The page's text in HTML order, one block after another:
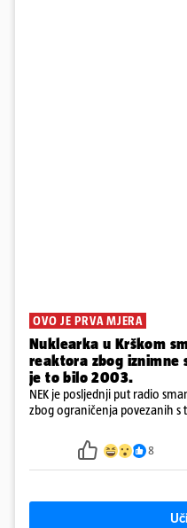
OVO JE PRVA MJERA
Nuklearka u Krškom
reaktora zbog iznimne
je to bilo 2003.
NEK je posljednji put radio
zbog ograničenja povezanih
smanjenje snage bilo
8